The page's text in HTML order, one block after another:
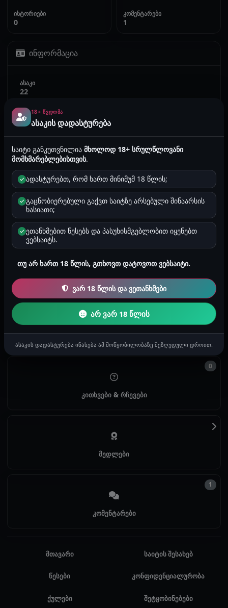
ისტორიები
0
კომენტარები
1
ინფორმაცია
ასაკი
22
სქესი
ცარიელია
ორიენტაცია
ცარიელია
ზოდიაქო
კურო
რეგიონი
ცარიელია
2025-07-16 20:56
ისტორიები
0
კითხვები & რჩევები
0
მედლები
კომენტარები
1
მთავარი საიტის შესახებ
წესები კონფიდენციალურობა
ქულები შეტყობინებები
18+ ᲬᲕᲓᲝᲛᲐ
ასაკის დადასტურება
საიტი განკუთვნილიამხოლოდ 18+ სრულწლოვანი
მომხმარებლებისთვის.
ადასტურებთ, რომ ხართ მინიმუმ 18 წლის;
გაცნობიერებული გაქვთ საიტზე არსებული შინაარსის
ხასიათი;
ეთანხმებით წესებს და პასუხისმგებლობით იყენებთ
ვებსაიტს.
თუ არ ხართ 18 წლის, გთხოვთ დატოვოთ ვებსაიტი.
ვარ 18 წლის და ვეთანხმები
არ ვარ 18 წლის
ასაკის დადასტურება ინახება ამ მოწყობილობაზე შეზღუდული დროით.